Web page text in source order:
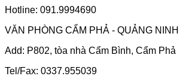
Hotline: 091.9994690
VĂN PHÒNG CẨM PHẢ - QUẢNG NINH
Add: P802, tòa nhà Cẩm Bình, Cẩm Phả
Tel/Fax: 0337.955039